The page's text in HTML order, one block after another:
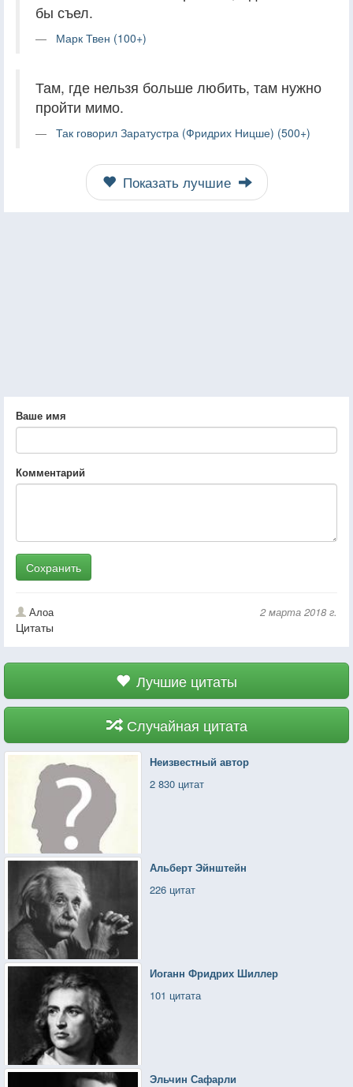
бы съел.
Марк Твен (100+)
Там, где нельзя больше любить, там нужно
пройти мимо.
Так говорил Заратустра (Фридрих Ницше) (500+)
Показать лучшие
Ваше имя
Комментарий
Сохранить
Алоа 2 марта 2018 г.
Цитаты
Лучшие цитаты
Случайная цитата
Неизвестный автор
2 830 цитат
Альберт Эйнштейн
226 цитат
Иоганн Фридрих Шиллер
101 цитата
Эльчин Сафарли